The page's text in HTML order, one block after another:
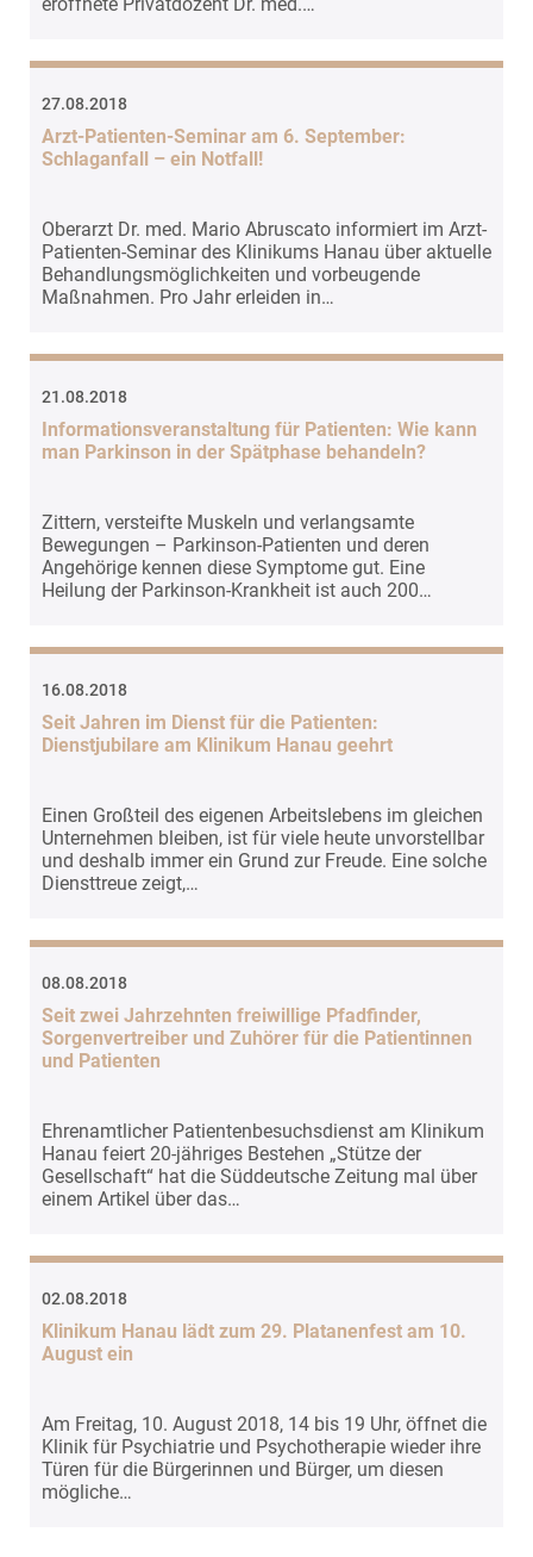
27.08.2018
Arzt-Patienten-Seminar am 6. September:
Schlaganfall – ein Notfall!
Oberarzt Dr. med. Mario Abruscato informiert im Arzt-
Patienten-Seminar des Klinikums Hanau über aktuelle
Behandlungsmöglichkeiten und vorbeugende
Maßnahmen. Pro Jahr erleiden in…
21.08.2018
Informationsveranstaltung für Patienten: Wie kann
man Parkinson in der Spätphase behandeln?
Zittern, versteifte Muskeln und verlangsamte
Bewegungen – Parkinson-Patienten und deren
Angehörige kennen diese Symptome gut. Eine
Heilung der Parkinson-Krankheit ist auch 200…
16.08.2018
Seit Jahren im Dienst für die Patienten:
Dienstjubilare am Klinikum Hanau geehrt
Einen Großteil des eigenen Arbeitslebens im gleichen
Unternehmen bleiben, ist für viele heute unvorstellbar
und deshalb immer ein Grund zur Freude. Eine solche
Diensttreue zeigt,…
08.08.2018
Seit zwei Jahrzehnten freiwillige Pfadfinder,
Sorgenvertreiber und Zuhörer für die Patientinnen
und Patienten
Ehrenamtlicher Patientenbesuchsdienst am Klinikum
Hanau feiert 20-jähriges Bestehen „Stütze der
Gesellschaft“ hat die Süddeutsche Zeitung mal über
einem Artikel über das…
02.08.2018
Klinikum Hanau lädt zum 29. Platanenfest am 10.
August ein
Am Freitag, 10. August 2018, 14 bis 19 Uhr, öffnet die
Klinik für Psychiatrie und Psychotherapie wieder ihre
Türen für die Bürgerinnen und Bürger, um diesen
mögliche…
Um Inhalte von Videoplattformen und Social Media
YouTube
Vimeo